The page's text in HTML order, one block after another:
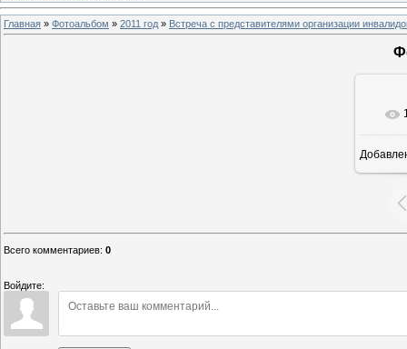
Главная » Фотоальбом » 2011 год » Встреча с представителями организации
Всего комментариев: 0
Войдите: